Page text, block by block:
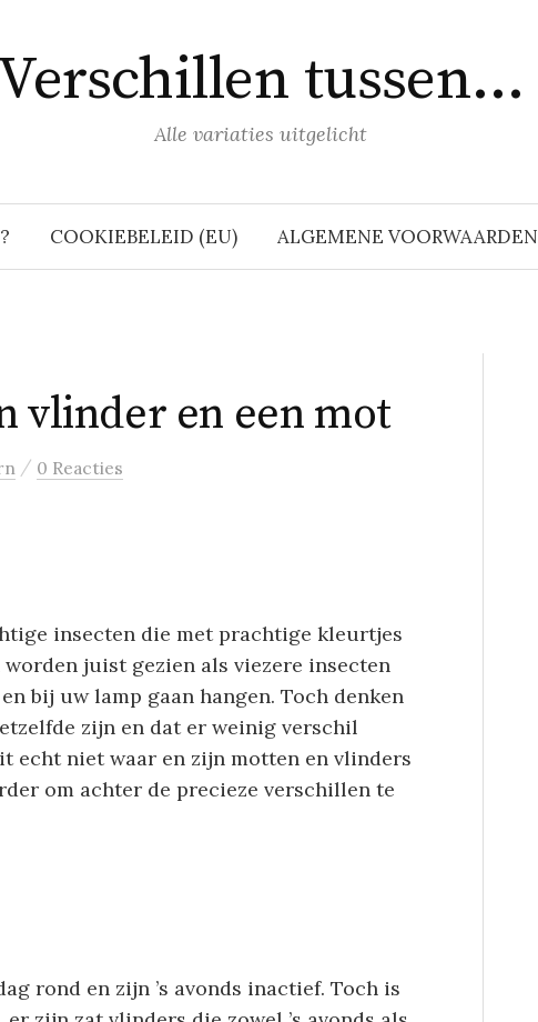
tussen…
Alle variaties uitgelicht
COOKIEBELEID (EU) ALGEMENE VOORWAARDEN
vlinder en een mot
/ 0 Reacties
insecten die met prachtige kleurtjes
juist gezien als viezere insecten
bij uw lamp gaan hangen. Toch denken
zijn en dat er weinig verschil
echt niet waar en zijn motten en vlinders
om achter de precieze verschillen te
rond en zijn ’s avonds inactief. Toch is